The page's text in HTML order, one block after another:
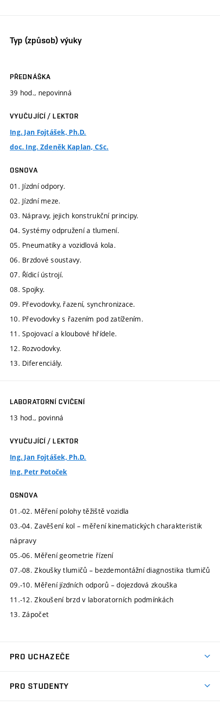
Typ (způsob) výuky
PŘEDNÁŠKA
39 hod., nepovinná
VYUČUJÍCÍ / LEKTOR
Ing. Jan Fojtášek, Ph.D.
doc. Ing. Zdeněk Kaplan, CSc.
OSNOVA
01. Jízdní odpory.
02. Jízdní meze.
03. Nápravy, jejich konstrukční principy.
04. Systémy odpružení a tlumení.
05. Pneumatiky a vozidlová kola.
06. Brzdové soustavy.
07. Řídicí ústrojí.
08. Spojky.
09. Převodovky, řazení, synchronizace.
10. Převodovky s řazením pod zatížením.
11. Spojovací a kloubové hřídele.
12. Rozvodovky.
13. Diferenciály.
LABORATORNÍ CVIČENÍ
13 hod., povinná
VYUČUJÍCÍ / LEKTOR
Ing. Jan Fojtášek, Ph.D.
Ing. Petr Potoček
OSNOVA
01.-02. Měření polohy těžiště vozidla
03.-04. Zavěšení kol – měření kinematických charakteristik
nápravy
05.-06. Měření geometrie řízení
07.-08. Zkoušky tlumičů – bezdemontážní diagnostika tlumičů
09.-10. Měření jízdních odporů – dojezdová zkouška
11.-12. Zkoušení brzd v laboratorních podmínkách
13. Zápočet
PRO UCHAZEČE
PRO STUDENTY